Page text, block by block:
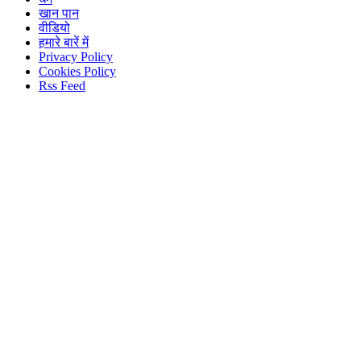
खान पान
वीडियो
हमारे बारें में
Privacy Policy
Cookies Policy
Rss Feed